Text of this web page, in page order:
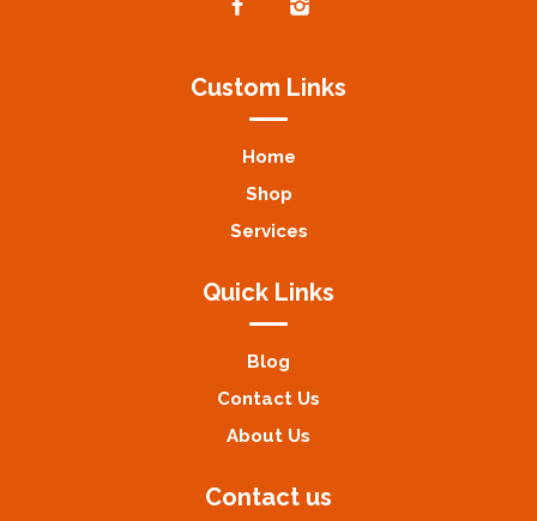
Custom Links
Home
Shop
Services
Quick Links
Blog
Contact Us
About Us
Contact us